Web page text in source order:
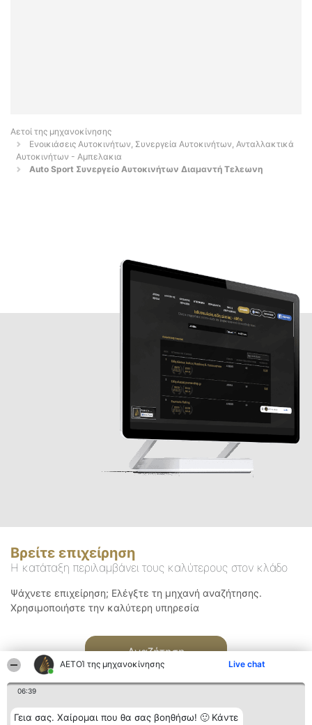
ΑΕΤΟΊ της μηχανοκίνησης Live chat
06:39
Γεια σας. Χαίρομαι που θα σας βοηθήσω! 🙂 Κάντε
Αετοί της μηχανοκίνησης
Ενοικιάσεις Αυτοκινήτων, Συνεργεία Αυτοκινήτων, Ανταλλακτικά
Αυτοκινήτων - Αμπελακια
Auto Sport Συνεργείο Αυτοκινήτων Διαμαντή Τελεωνη
Βρείτε επιχείρηση
Η κατάταξη περιλαμβάνει τους καλύτερους στον κλάδο
Ψάχνετε επιχείρηση; Ελέγξτε τη μηχανή αναζήτησης.
Χρησιμοποιήστε την καλύτερη υπηρεσία
Αναζήτηση